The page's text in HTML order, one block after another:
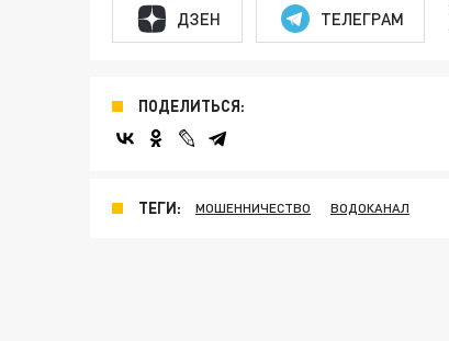
ДЗЕН ТЕЛЕГРАМ
ПОДЕЛИТЬСЯ:
ТЕГИ: МОШЕННИЧЕСТВО ВОДОКАНАЛ